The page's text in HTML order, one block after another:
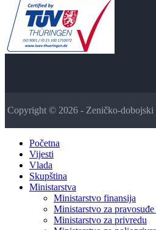
Copyright © 2026 - Zeničko-dobojski
Početna
Vijesti
Vlada
Skupština
Ministarstva
Ministarstvo finansija
Ministarstvo za
Ministarstvo za privredu